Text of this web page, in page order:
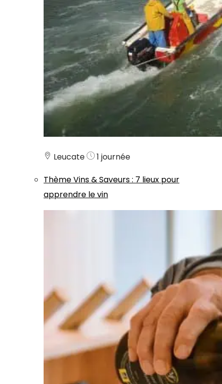
Leucate
1 journée
ThèmeVins & Saveurs: 7 lieux pour
apprendre le vin